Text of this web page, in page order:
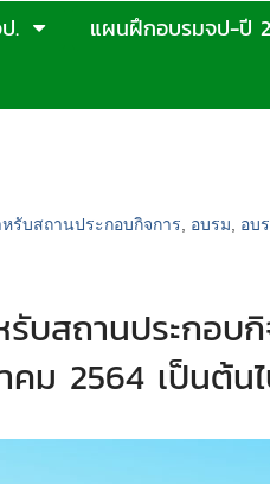
. แผนฝึกอบรมจป-ปี
รับสถานประกอบกิจการ อบรม อบ
บสถานประกอบ
คม 2564 เป็นต้น